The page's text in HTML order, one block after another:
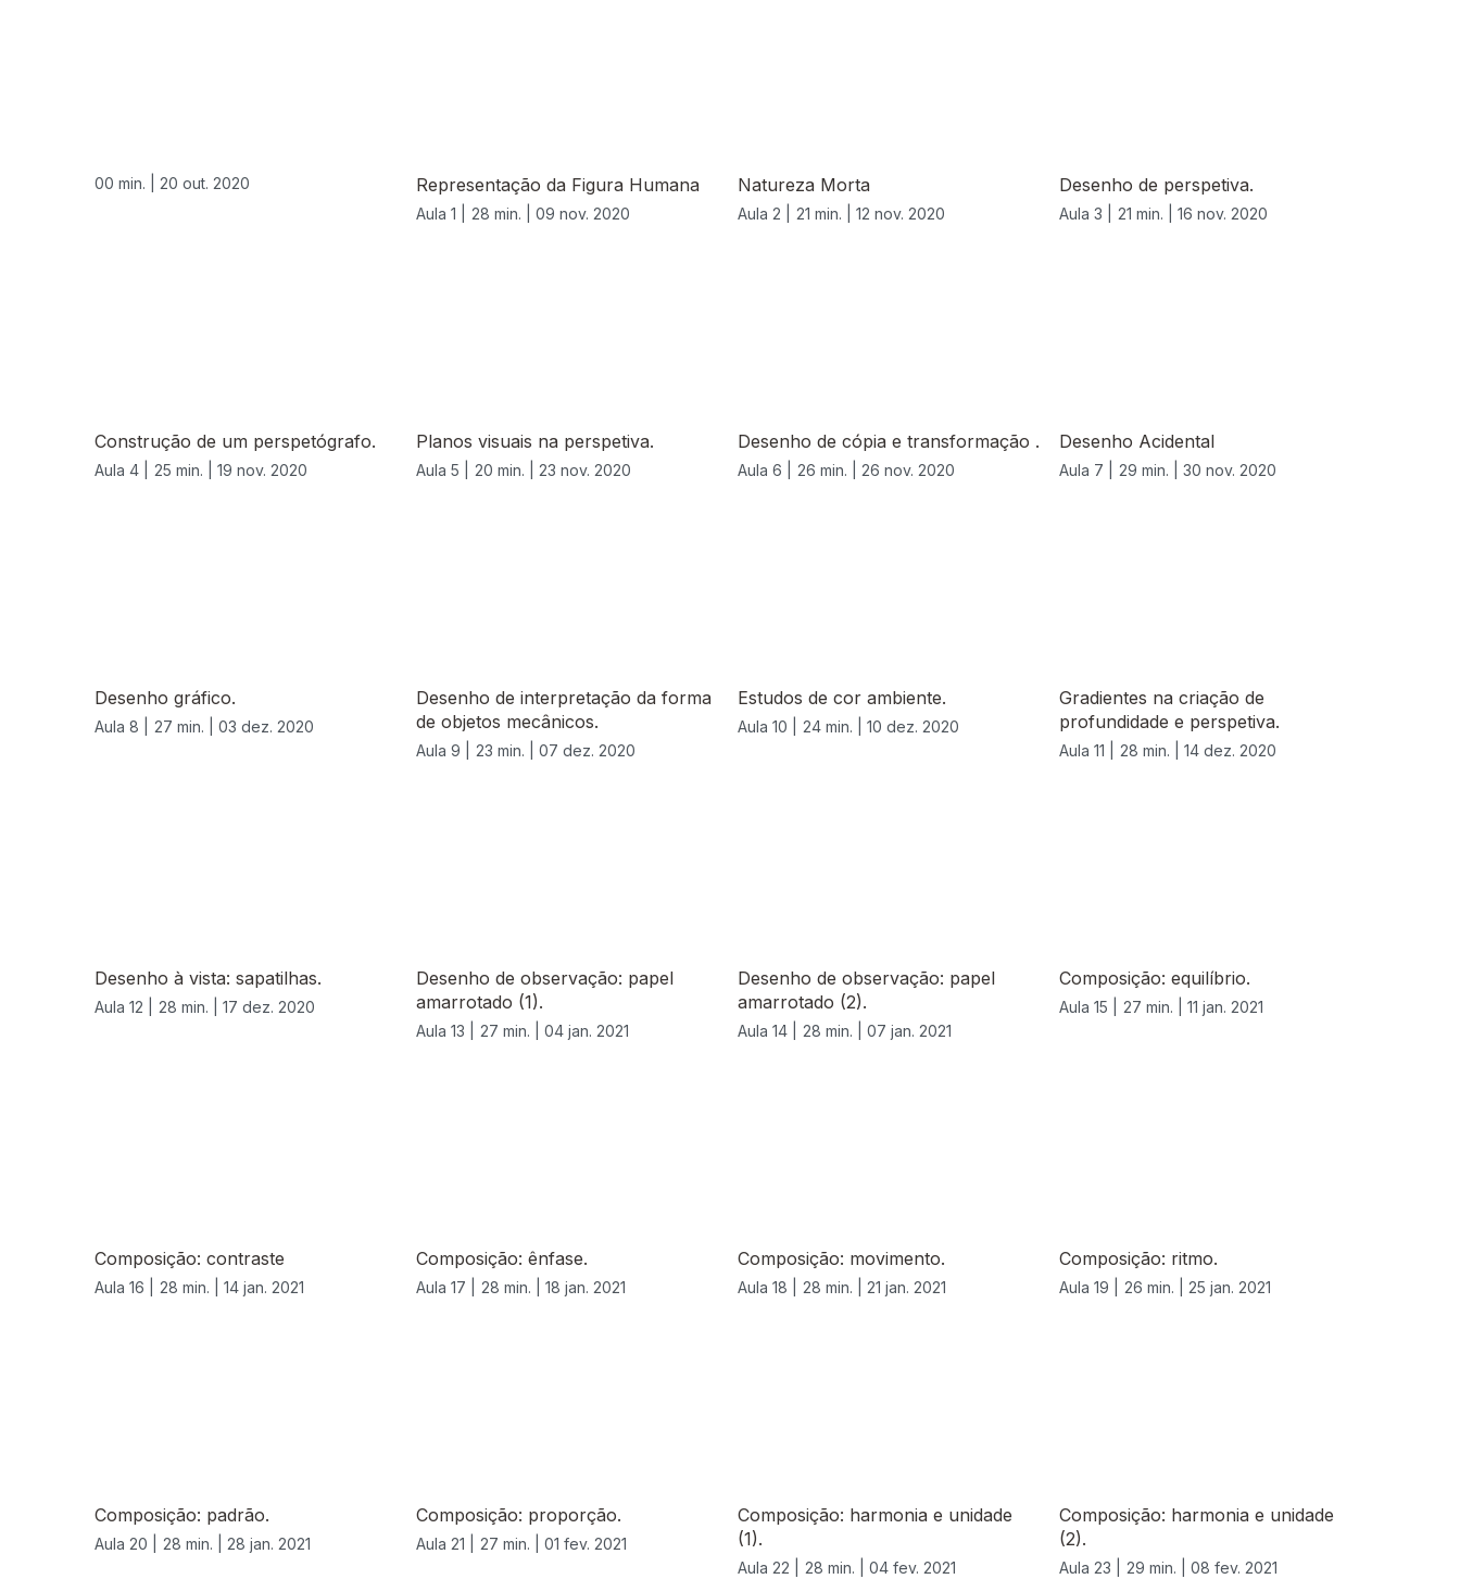
00 min. | 20 out. 2020 Representação da Figura Humana
Aula 1 | 28 min. | 09 nov. 2020
Natureza Morta
Aula 2 | 21 min. | 12 nov. 2020
Desenho de perspetiva.
Aula 3 | 21 min. | 16 nov. 2020
Construção de um perspetógrafo.
Aula 4 | 25 min. | 19 nov. 2020
Planos visuais na perspetiva.
Aula 5 | 20 min. | 23 nov. 2020
Desenho de cópia e transformação .
Aula 6 | 26 min. | 26 nov. 2020
Desenho Acidental
Aula 7 | 29 min. | 30 nov. 2020
Desenho gráfico.
Aula 8 | 27 min. | 03 dez. 2020
Desenho de interpretação da forma
de objetos mecânicos.
Aula 9 | 23 min. | 07 dez. 2020
Estudos de cor ambiente.
Aula 10 | 24 min. | 10 dez. 2020
Gradientes na criação de
profundidade e perspetiva.
Aula 11 | 28 min. | 14 dez. 2020
Desenho à vista: sapatilhas.
Aula 12 | 28 min. | 17 dez. 2020
Desenho de observação: papel
amarrotado (1).
Aula 13 | 27 min. | 04 jan. 2021
Desenho de observação: papel
amarrotado (2).
Aula 14 | 28 min. | 07 jan. 2021
Composição: equilíbrio.
Aula 15 | 27 min. | 11 jan. 2021
Composição: contraste
Aula 16 | 28 min. | 14 jan. 2021
Composição: ênfase.
Aula 17 | 28 min. | 18 jan. 2021
Composição: movimento.
Aula 18 | 28 min. | 21 jan. 2021
Composição: ritmo.
Aula 19 | 26 min. | 25 jan. 2021
Composição: padrão.
Aula 20 | 28 min. | 28 jan. 2021
Composição: proporção.
Aula 21 | 27 min. | 01 fev. 2021
Composição: harmonia e unidade
(1).
Aula 22 | 28 min. | 04 fev. 2021
Composição: harmonia e unidade
(2).
Aula 23 | 29 min. | 08 fev. 2021